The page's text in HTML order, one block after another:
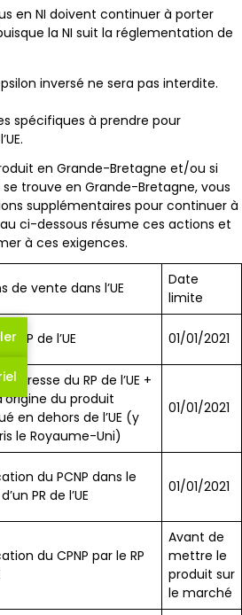
en NI doivent continuer à porter
la NI suit la réglementation de
inversé ne sera pas interdite.
spécifiques à prendre pour
en Grande-Bretagne et/ou si
trouve en Grande-Bretagne, vous
supplémentaires pour continuer à
ci-dessous résume ces actions et
à ces exigences.
de vente dans l’UE
Date
limite
RP de l’UE 01/01/2021
adresse du RP de l’UE +
du produit
en dehors de l’UE (y
le Royaume-Uni)
01/01/2021
du PCNP dans le
PR de l’UE
01/01/2021
du CPNP par le RP
Avant de
mettre le
produit sur
le marché